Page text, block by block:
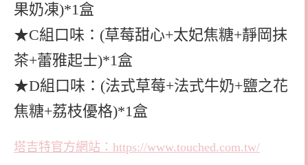
果奶凍)*1盒
★C組口味：(草莓甜心+太妃焦糖+靜岡抹
茶+蕾雅起士)*1盒
★D組口味：(法式草莓+法式牛奶+鹽之花
焦糖+荔枝優格)*1盒
塔吉特官方網站：https://www.touched.com.tw/